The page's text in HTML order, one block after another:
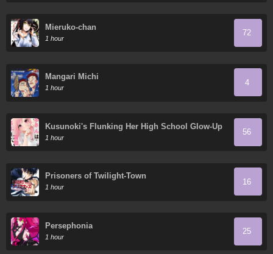
Mieruko-chan
1 hour
72
Mangari Michi
1 hour
4
Kusunoki's Flunking Her High School Glow-Up
1 hour
56
Prisoners of Twilight-Town
1 hour
16
Persephonia
1 hour
25